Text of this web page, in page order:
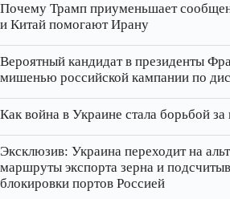
Почему Трамп приуменьшает
и Китай помогают Ирану
Вероятный кандидат в президенты
мишенью российской кампании по
Как война в Украине стала борьбой за
Эксклюзив: Украина переходит на
маршруты экспорта зерна и
блокировки портов Россией